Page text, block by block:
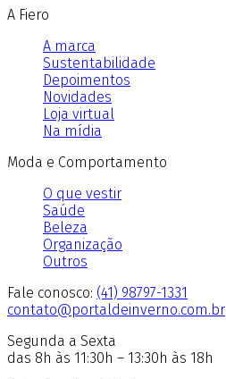
A Fiero
A marca
Sustentabilidade
Depoimentos
Novidades
Loja virtual
Na mídia
Moda e Comportamento
O que vestir
Saúde
Beleza
Organização
Outros
Fale conosco: (41) 98797-1331
contato@portaldeinverno.com.br
Segunda a Sexta
das 8h às 11:30h – 13:30h às 18h